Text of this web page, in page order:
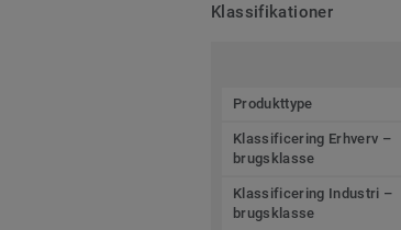
Klassifikationer
Produkttype
Klassificering Erhverv –
brugsklasse
Klassificering Industri –
brugsklasse